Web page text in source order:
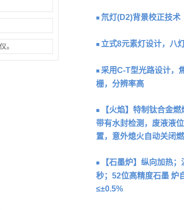
。
■ 氘灯(D2)背景校正技术
■ 立式8元素灯设计，八
■ 采用C-T型光路设计，
栅，分辨率高
■
【火焰】特制钛合金
带有水封检测，废液液
置，意外熄火自动关闭
■
【石墨炉】纵向加热
秒；52位高精度石墨 炉
≤±0.5%